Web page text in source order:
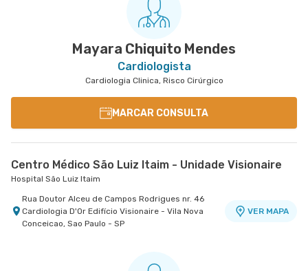
Mayara Chiquito Mendes
Cardiologista
Cardiologia Clinica, Risco Cirúrgico
MARCAR CONSULTA
Centro Médico São Luiz Itaim - Unidade Visionaire
Hospital São Luiz Itaim
Rua Doutor Alceu de Campos Rodrigues nr. 46
Cardiologia D'Or Edifício Visionaire - Vila Nova
Conceicao, Sao Paulo - SP
VER MAPA